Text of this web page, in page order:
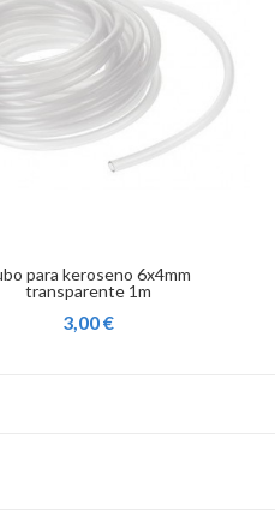
para keroseno 6x4mm
transparente 1m
3,00 €